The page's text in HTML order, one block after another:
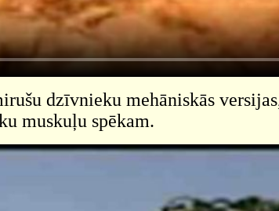
dzīvnieku mehāniskās
muskuļu spēkam.